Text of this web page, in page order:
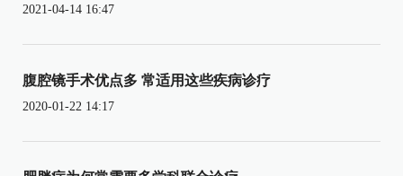
2021-04-14 16:47
腹腔镜手术优点多 常适用这些疾病诊疗
2020-01-22 14:17